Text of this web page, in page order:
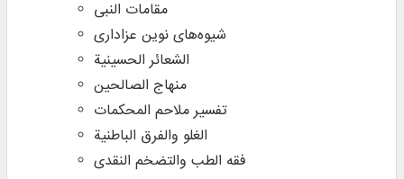
مقامات النبی
شیوه‌های نوین عزاداری
الشعائر الحسینیة
منهاج الصالحین
تفسیر ملاحم المحکمات
الغلو والفرق الباطنیة
فقه الطب والتضخم النقدی